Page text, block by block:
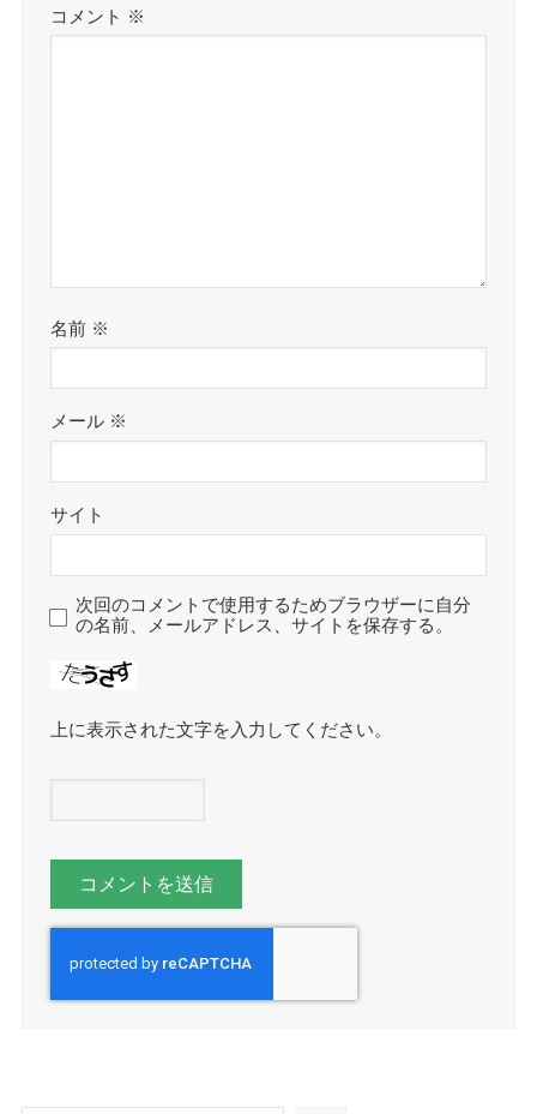
コメント ※
名前 ※
メール ※
サイト
次回のコメントで使用するためブラウザーに自分
の名前、メールアドレス、サイトを保存する。
上に表示された文字を入力してください。